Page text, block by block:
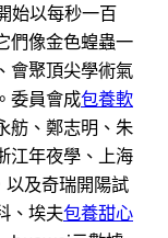
始以每秒一百
們像金色蝗蟲一
會聚頂尖學術氣
委員會成包養軟
舫、鄭志明、朱
江年夜學、上海
以及奇瑞開陽試
、埃夫包養甜心